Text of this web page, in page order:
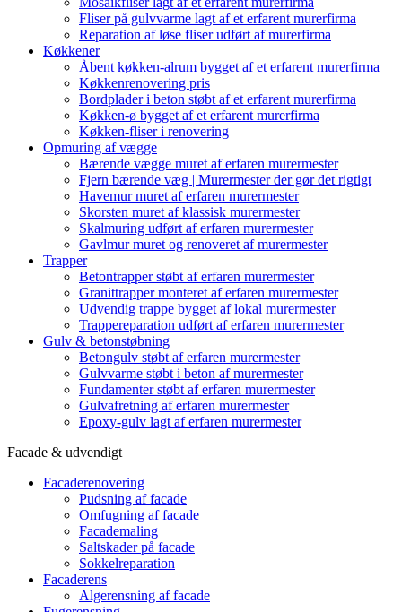
Fliser på gulvvarme lagt af et erfarent murerfirma
Reparation af løse fliser udført af murerfirma
Køkkener
Åbent køkken-alrum bygget af et erfarent murerfirma
Køkkenrenovering pris
Bordplader i beton støbt af et erfarent murerfirma
Køkken-ø bygget af et erfarent murerfirma
Køkken-fliser i renovering
Opmuring af vægge
Bærende vægge muret af erfaren murermester
Fjern bærende væg | Murermester der gør det rigtigt
Havemur muret af erfaren murermester
Skorsten muret af klassisk murermester
Skalmuring udført af erfaren murermester
Gavlmur muret og renoveret af murermester
Trapper
Betontrapper støbt af erfaren murermester
Granittrapper monteret af erfaren murermester
Udvendig trappe bygget af lokal murermester
Trappereparation udført af erfaren murermester
Gulv & betonstøbning
Betongulv støbt af erfaren murermester
Gulvvarme støbt i beton af murermester
Fundamenter støbt af erfaren murermester
Gulvafretning af erfaren murermester
Epoxy-gulv lagt af erfaren murermester
Facade & udvendigt
Facaderenovering
Pudsning af facade
Omfugning af facade
Facademaling
Saltskader på facade
Sokkelreparation
Facaderens
Algerensning af facade